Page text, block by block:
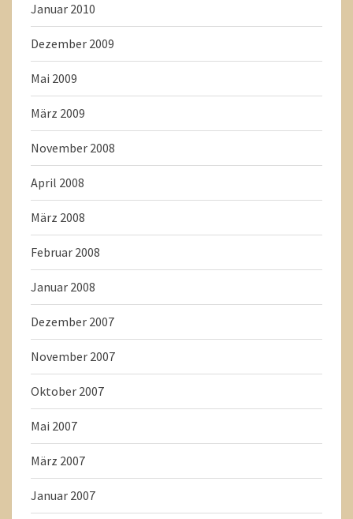
Januar 2010
Dezember 2009
Mai 2009
März 2009
November 2008
April 2008
März 2008
Februar 2008
Januar 2008
Dezember 2007
November 2007
Oktober 2007
Mai 2007
März 2007
Januar 2007